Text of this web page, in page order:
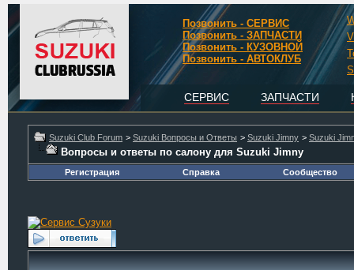
Позвонить - СЕРВИС
Позвонить - ЗАПЧАСТИ
Позвонить - КУЗОВНОЙ
Позвонить - АВТОКЛУБ
СЕРВИС ЗАПЧАСТИ
Suzuki Club Forum > Suzuki Вопросы и Ответы > Suzuki Jimny > Suzuki
Вопросы и ответы по салону для Suzuki Jimny
Регистрация Справка Сообщество